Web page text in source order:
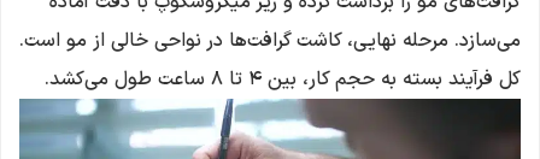
می‌سازد. مرحله نهایی، کاشت گرافت‌ها در نواحی خالی از مو است.
کل فرآیند بسته به حجم کار، بین ۴ تا ۸ ساعت طول می‌کشد.